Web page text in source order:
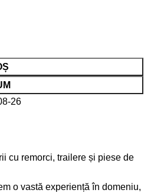
26
cu remorci, trailere și piese de
o vastă experiență în domeniu,